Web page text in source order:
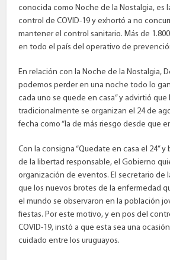
conocida como Noche de la Nostalgia, es
control de COVID-19 y exhortó a no
mantener el control sanitario. Más de
en todo el país del operativo de
En relación con la Noche de la Nostalgia,
podemos perder en una noche todo lo
cada uno se quede en casa” y advirtió que
tradicionalmente se organizan el 24 de
fecha como “la de más riesgo desde que
Con la consigna “Quedate en casa el 24”
de la libertad responsable, el Gobierno
organización de eventos. El secretario de
que los nuevos brotes de la enfermedad
el mundo se observaron en la población
fiestas. Por este motivo, y en pos del
COVID-19, instó a que esta sea una
cuidado entre los uruguayos.